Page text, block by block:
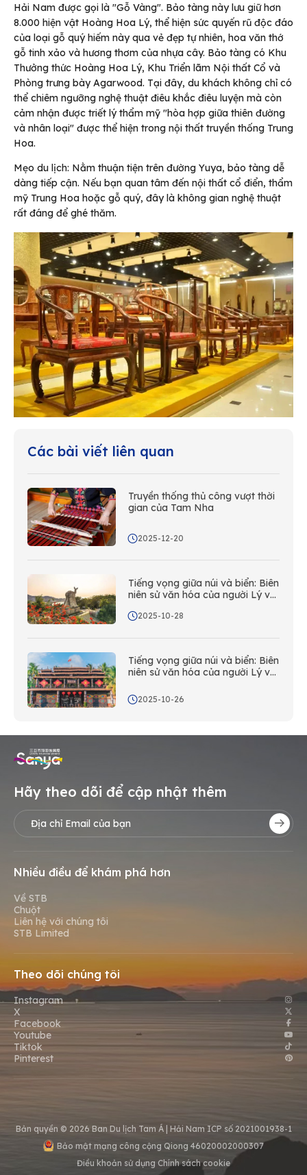
Hải Nam được gọi là "Gỗ Vàng". Bảo tàng này lưu giữ hơn
8.000 hiện vật Hoàng Hoa Lý, thể hiện sức quyến rũ độc đáo
của loại gỗ quý hiếm này qua vẻ đẹp tự nhiên, hoa văn thớ
gỗ tinh xảo và hương thơm của nhựa cây. Bảo tàng có Khu
Thưởng thức Hoàng Hoa Lý, Khu Triển lãm Nội thất Cổ và
Phòng trưng bày Agarwood. Tại đây, du khách không chỉ có
thể chiêm ngưỡng nghệ thuật điêu khắc điêu luyện mà còn
cảm nhận được triết lý thẩm mỹ "hòa hợp giữa thiên đường
và nhân loại" được thể hiện trong nội thất truyền thống Trung
Hoa.
Mẹo du lịch: Nằm thuận tiện trên đường Yuya, bảo tàng dễ
dàng tiếp cận. Nếu bạn quan tâm đến nội thất cổ điển, thẩm
mỹ Trung Hoa hoặc gỗ quý, đây là không gian nghệ thuật
rất đáng để ghé thăm.
Các bài viết liên quan
Truyền thống thủ công vượt thời
gian của Tam Nha
2025-12-20
Tiếng vọng giữa núi và biển: Biên
niên sử văn hóa của người Lý và
2025-10-28
Tiếng vọng giữa núi và biển: Biên
niên sử văn hóa của người Lý và
2025-10-26
Hãy theo dõi để cập nhật thêm
Nhiều điều để khám phá hơn
Về STB
Chuột
Liên hệ với chúng tôi
STB Limited
Theo dõi chúng tôi
Instagram
X
Facebook
Youtube
Tiktok
Pinterest
Bản quyền © 2026 Ban Du lịch Tam Á | Hải Nam ICP số 2021001938-1
Bảo mật mạng công cộng Qiong 46020002000307
Điều khoản sử dụng Chính sách cookie